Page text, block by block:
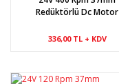
Redüktörlü Dc Motor
336,00 TL + KDV